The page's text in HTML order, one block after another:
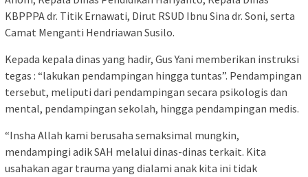
KBPPPA dr. Titik Ernawati, Dirut RSUD Ibnu Sina dr. Soni, serta
Camat Menganti Hendriawan Susilo.
Kepada kepala dinas yang hadir, Gus Yani memberikan instruksi
tegas : “lakukan pendampingan hingga tuntas”. Pendampingan
tersebut, meliputi dari pendampingan secara psikologis dan
mental, pendampingan sekolah, hingga pendampingan medis.
“Insha Allah kami berusaha semaksimal mungkin,
mendampingi adik SAH melalui dinas-dinas terkait. Kita
usahakan agar trauma yang dialami anak kita ini tidak